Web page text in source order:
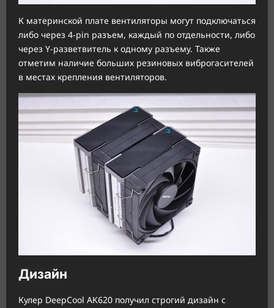
К материнской плате вентиляторы могут подключаться
либо через 4-pin разъем, каждый по отдельности, либо
через Y-разветвитель к одному разъему. Также
отметим наличие больших резиновых виброгасителей
в местах крепления вентиляторов.
Дизайн
Кулер DeepCool AK620 получил строгий дизайн с